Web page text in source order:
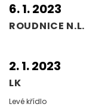
6. 1. 2023
ROUDNICE N.L.
2. 1. 2023
LK
Levé křídlo